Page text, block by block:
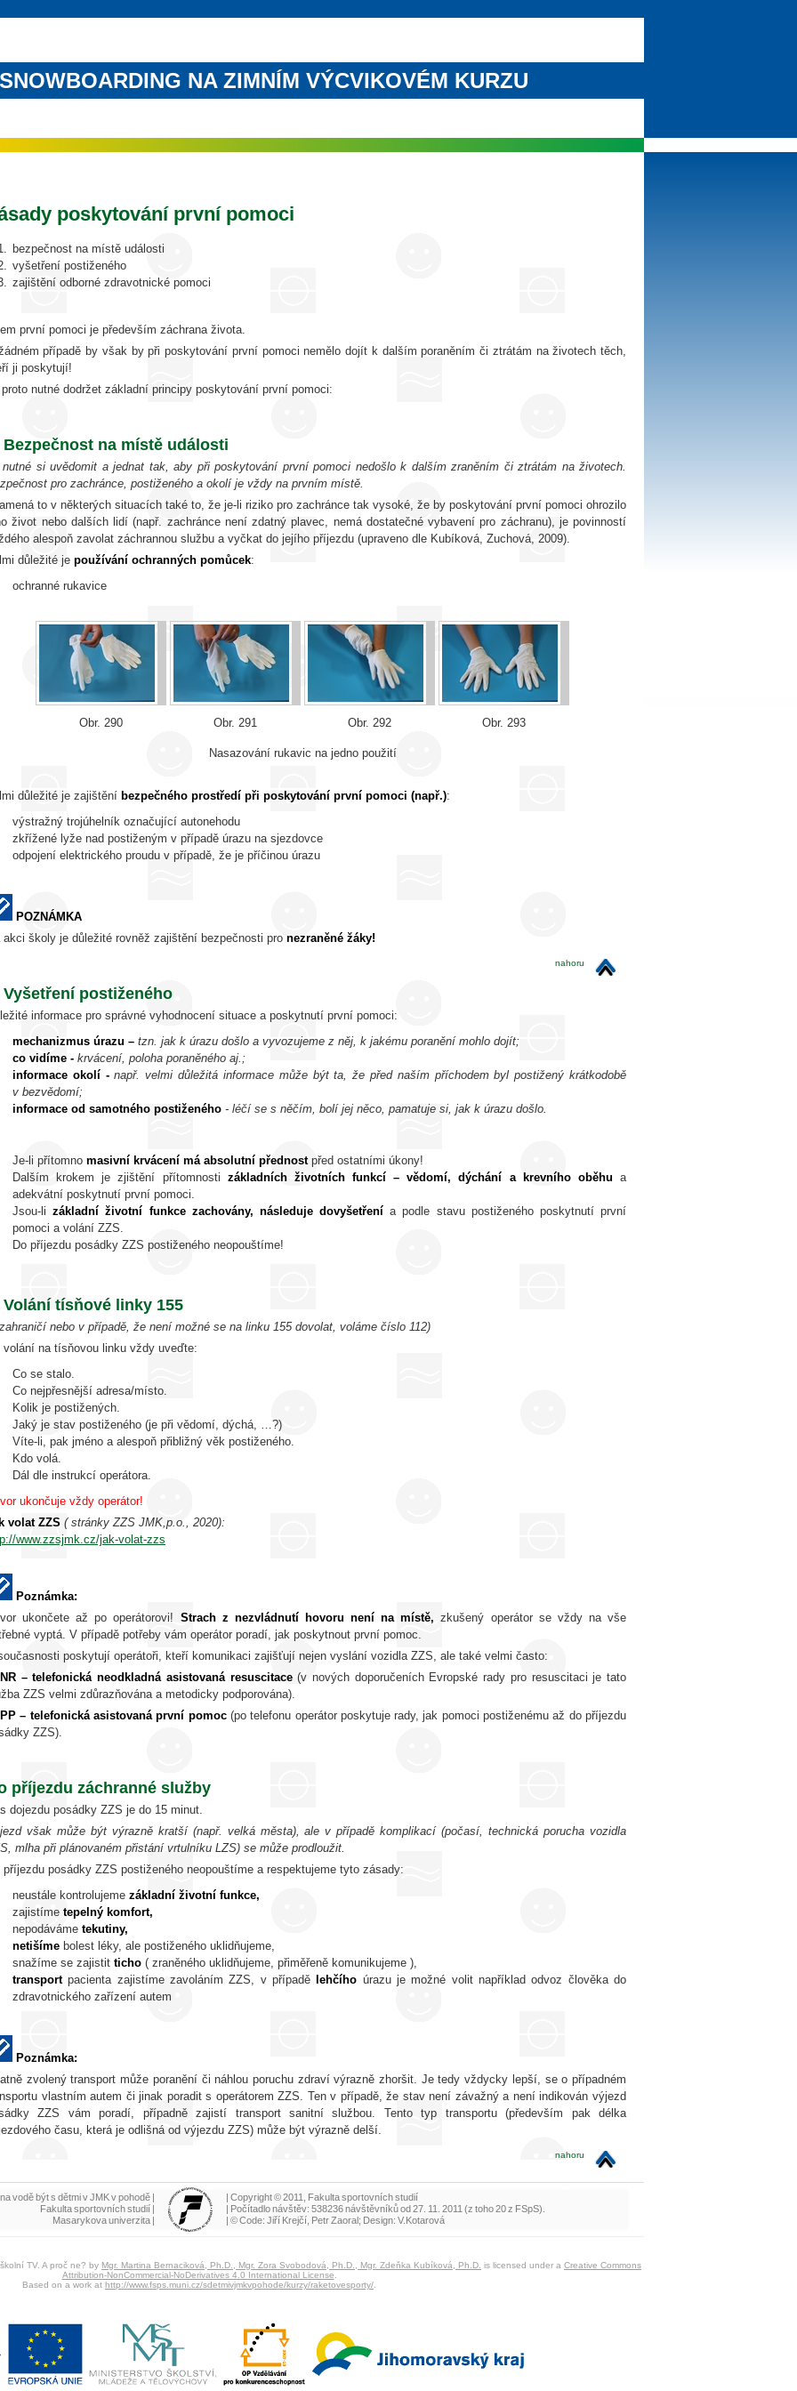
SNOWBOARDING NA ZIMNÍM VÝCVIKOVÉM KURZU
poskytování první pomoci
bezpečnost na místě události
vyšetření postiženého
zajištění odborné zdravotnické pomoci
první pomoci je především záchrana života.
případě by však by při poskytování první pomoci nemělo dojít k dalším poraněním či ztrátám na životech těch,
ji poskytují!
nutné dodržet základní principy poskytování první pomoci:
Bezpečnost na místě události
si uvědomit a jednat tak, aby při poskytování první pomoci nedošlo k dalším zraněním či ztrátám na životech.
pro zachránce, postiženého a okolí je vždy na prvním místě.
to v některých situacích také to, že je-li riziko pro zachránce tak vysoké, že by poskytování první pomoci ohrozilo
život nebo dalších lidí (např. zachránce není zdatný plavec, nemá dostatečné vybavení pro záchranu), je povinností
alespoň zavolat záchrannou službu a vyčkat do jejího příjezdu (upraveno dle Kubíková, Zuchová, 2009).
důležité je používání ochranných pomůcek:
ochranné rukavice
Obr. 290 Obr. 291 Obr. 292 Obr. 293
Nasazování rukavic na jedno použití
důležité je zajištění bezpečného prostředí při poskytování první pomoci (např.):
výstražný trojúhelník označující autonehodu
zkřížené lyže nad postiženým v případě úrazu na sjezdovce
odpojení elektrického proudu v případě, že je příčinou úrazu
POZNÁMKA
akci školy je důležité rovněž zajištění bezpečnosti pro nezraněné žáky!
nahoru
Vyšetření postiženého
informace pro správné vyhodnocení situace a poskytnutí první pomoci:
mechanizmus úrazu – tzn. jak k úrazu došlo a vyvozujeme z něj, k jakému poranění mohlo dojít;
co vidíme - krvácení, poloha poraněného aj.;
informace okolí -např. velmi důležitá informace může být ta, že před naším příchodem byl postižený krátkodobě
v bezvědomí;
informace od samotného postiženého - léčí se s něčím, bolí jej něco, pamatuje si, jak k úrazu došlo.
Je-li přítomno masivní krvácení má absolutní přednostpřed ostatními úkony!
Dalším krokem je zjištění přítomnosti základních životních funkcí – vědomí, dýchání a krevního oběhu a
adekvátní poskytnutí první pomoci.
Jsou-lizákladní životní funkce zachovány, následuje dovyšetření a podle stavu postiženého poskytnutí první
pomoci a volání ZZS.
Do příjezdu posádky ZZS postiženého neopouštíme!
Volání tísňové linky 155
nebo v případě, že není možné se na linku 155 dovolat, voláme číslo 112)
volání na tísňovou linku vždy uveďte:
Co se stalo.
Co nejpřesnější adresa/místo.
Kolik je postižených.
Jaký je stav postiženého (je při vědomí, dýchá, …?)
Víte-li, pak jméno a alespoň přibližný věk postiženého.
Kdo volá.
Dál dle instrukcí operátora.
ukončuje vždy operátor!
volat ZZS ( stránky ZZS JMK,p.o., 2020):
www.zzsjmk.cz/jak-volat-zzs
Poznámka:
ukončete až po operátorovi! Strach z nezvládnutí hovoru není na místě,zkušený operátor se vždy na vše
vyptá. V případě potřeby vám operátor poradí, jak poskytnout první pomoc.
poskytují operátoři, kteří komunikaci zajišťují nejen vyslání vozidla ZZS, ale také velmi často:
– telefonická neodkladná asistovaná resuscitace(v nových doporučeních Evropské rady pro resuscitaci je tato
ZZS velmi zdůrazňována a metodicky podporována).
– telefonická asistovaná první pomoc(po telefonu operátor poskytuje rady, jak pomoci postiženému až do příjezdu
ZZS).
příjezdu záchranné služby
dojezdu posádky ZZS je do 15 minut.
však může být výrazně kratší (např. velká města), ale v případě komplikací (počasí, technická porucha vozidla
mlha při plánovaném přistání vrtulníku LZS) se může prodloužit.
příjezdu posádky ZZS postiženého neopouštíme a respektujeme tyto zásady:
neustále kontrolujeme základní životní funkce,
zajistíme tepelný komfort,
nepodáváme tekutiny,
netišíme bolest léky, ale postiženého uklidňujeme,
snažíme se zajistit ticho ( zraněného uklidňujeme, přiměřeně komunikujeme ),
transportpacienta zajistíme zavoláním ZZS, v případě lehčího úrazu je možné volit například odvoz člověka do
zdravotnického zařízení autem
Poznámka:
zvolený transport může poranění či náhlou poruchu zdraví výrazně zhoršit. Je tedy vždycky lepší, se o případném
vlastním autem či jinak poradit s operátorem ZZS. Ten v případě, že stav není závažný a není indikován výjezd
ZZS vám poradí, případně zajistí transport sanitní službou. Tento typ transportu (především pak délka
času, která je odlišná od výjezdu ZZS) může být výrazně delší.
nahoru
vodě být s dětmi v JMK v pohodě |
Fakulta sportovních studií |
Masarykova univerzita |
| Copyright © 2011, Fakulta sportovních studií
| Počítadlo návštěv: 538236 návštěvníků od 27. 11. 2011 (z toho 20 z FSpS).
| © Code: Jiří Krejčí, Petr Zaoral; Design: V.Kotarová
TV. A proč ne? by Mgr. Martina Bernaciková, Ph.D., Mgr. Zora Svobodová, Ph.D., Mgr. Zdeňka Kubíková, Ph.D. is licensed under a Creative Commons
Attribution-NonCommercial-NoDerivatives 4.0 International License
Based on a work at http://www.fsps.muni.cz/sdetmivjmkvpohode/kurzy/raketovesporty/